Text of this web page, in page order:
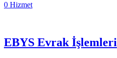
0 Hizmet
EBYS Evrak İşlemleri